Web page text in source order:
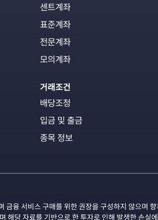
센트계좌
표준계좌
전문계좌
모의계좌
거래조건
배당조정
입금 및 출금
종목 정보
금융 서비스 구매를 위한 권장을 구성하지 않으며
해당 자료를 기반으로 한 투자로 인해 발생한 손실